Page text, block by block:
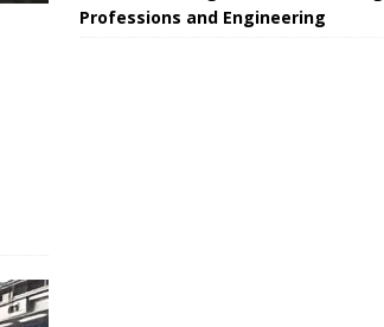
Professions and Engineering